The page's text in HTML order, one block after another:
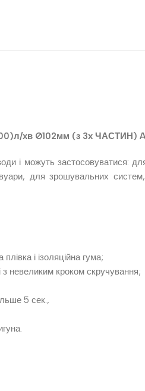
хв Ø102мм (з 3х ЧАСТИН)
і можуть застосовуватися:
для зрошувальних
і ізоляційна гума;
з невеликим кроком скручування;
5 сек.,